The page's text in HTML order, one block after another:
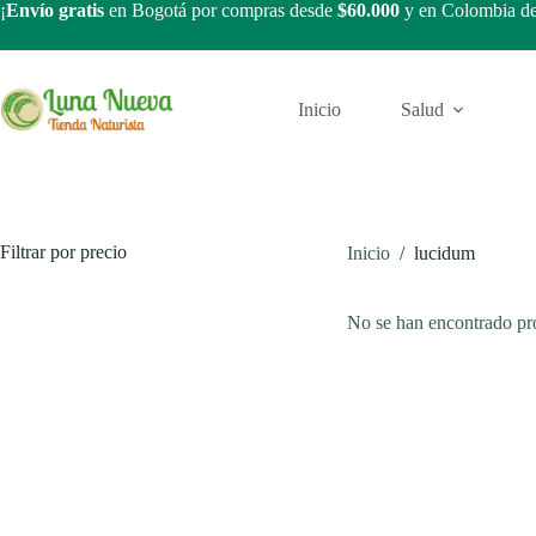
Saltar
contenido
¡Envío gratis en Bogotá por compras desde $60.000 y en Colombia
Inicio Salud
Inicio / lucidum
No se han encontrado
Filtrar por precio